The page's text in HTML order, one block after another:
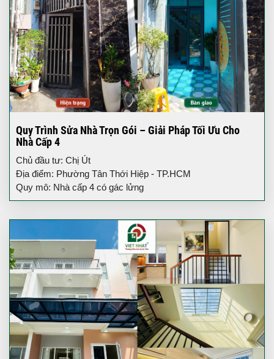
Quy Trình Sửa Nhà Trọn Gói – Giải Pháp Tối Ưu Cho
Nhà Cấp 4
Chủ đầu tư: Chị Út
Địa điểm: Phường Tân Thới Hiệp - TP.HCM
Quy mô: Nhà cấp 4 có gác lửng